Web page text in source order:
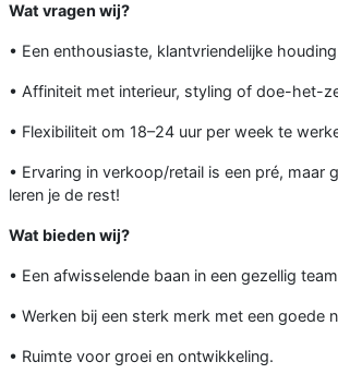
Wat vragen wij?
• Een enthousiaste, klantvriendelijke
• Affiniteit met interieur, styling of doe-het-
• Flexibiliteit om 18–24 uur per week te
• Ervaring in verkoop/retail is een pré, maar
leren je de rest!
Wat bieden wij?
• Een afwisselende baan in een gezellig
• Werken bij een sterk merk met een goede
• Ruimte voor groei en ontwikkeling.